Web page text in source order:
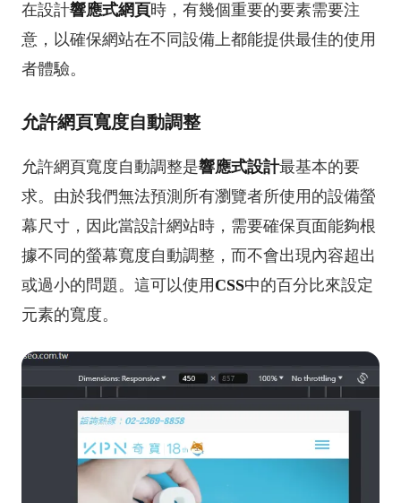
在設計響應式網頁時，有幾個重要的要素需要注
意，以確保網站在不同設備上都能提供最佳的使用
者體驗。
允許網頁寬度自動調整
允許網頁寬度自動調整是響應式設計最基本的要
求。由於我們無法預測所有瀏覽者所使用的設備螢
幕尺寸，因此當設計網站時，需要確保頁面能夠根
據不同的螢幕寬度自動調整，而不會出現內容超出
或過小的問題。這可以使用 CSS中的百分比來設定
元素的寬度。